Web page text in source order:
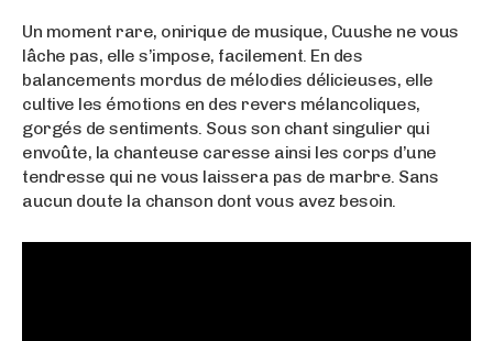
Un moment rare, onirique de musique, Cuushe ne vous
lâche pas, elle s’impose, facilement. En des
balancements mordus de mélodies délicieuses, elle
cultive les émotions en des revers mélancoliques,
gorgés de sentiments. Sous son chant singulier qui
envoûte, la chanteuse caresse ainsi les corps d’une
tendresse qui ne vous laissera pas de marbre. Sans
aucun doute la chanson dont vous avez besoin.